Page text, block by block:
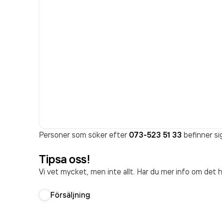
Personer som söker efter 073-523 51 33 befinner
Tipsa oss!
Vi vet mycket, men inte allt. Har du mer info om
Försäljning